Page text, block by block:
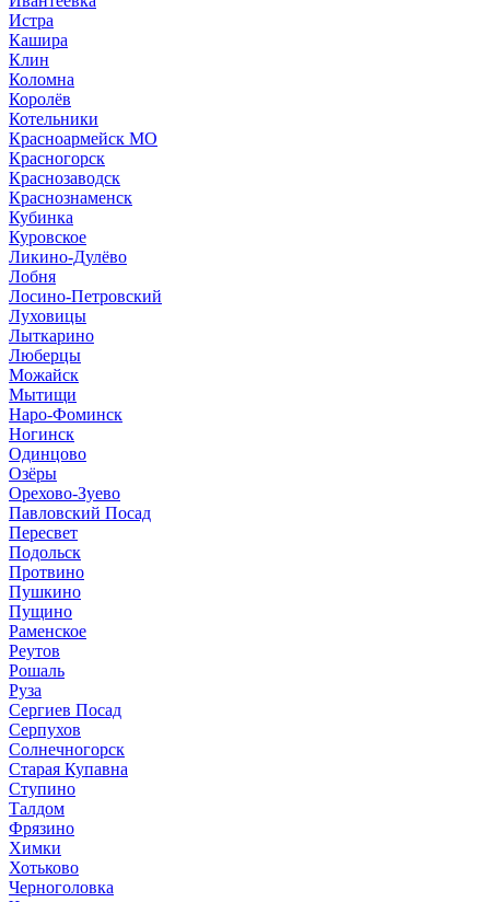
Истра
Кашира
Клин
Коломна
Королёв
Котельники
Красноармейск МО
Красногорск
Краснозаводск
Краснознаменск
Кубинка
Куровское
Ликино-Дулёво
Лобня
Лосино-Петровский
Луховицы
Лыткарино
Люберцы
Можайск
Мытищи
Наро-Фоминск
Ногинск
Одинцово
Озёры
Орехово-Зуево
Павловский Посад
Пересвет
Подольск
Протвино
Пушкино
Пущино
Раменское
Реутов
Рошаль
Руза
Сергиев Посад
Серпухов
Солнечногорск
Старая Купавна
Ступино
Талдом
Фрязино
Химки
Хотьково
Черноголовка